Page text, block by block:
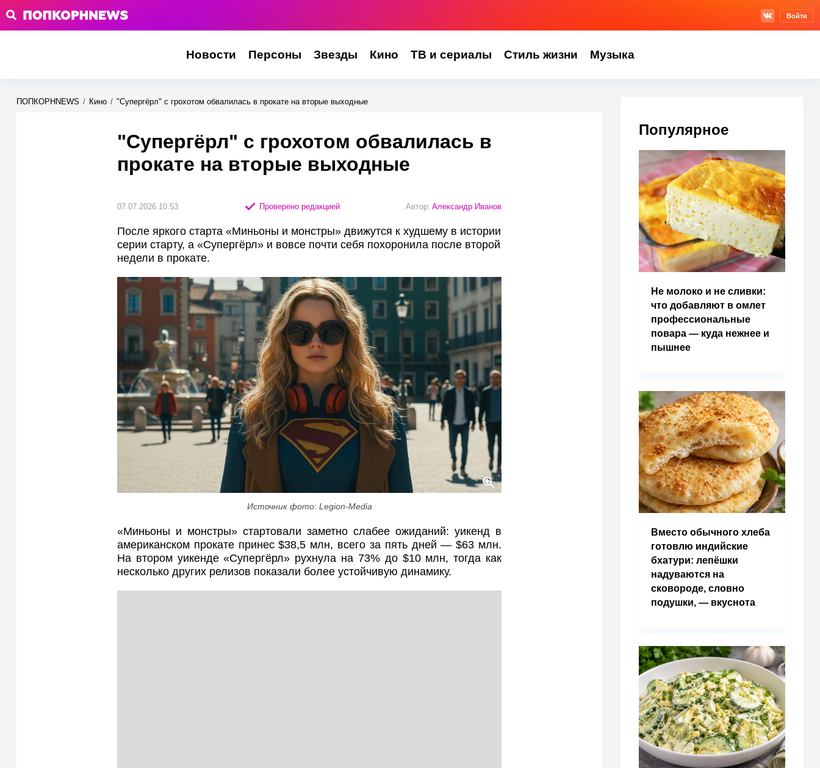
Войти
Новости Персоны Звезды Кино ТВ и сериалы Стиль жизни Музыка
ПОПКОРНNEWS / Кино / "Супергёрл" с грохотом обвалилась в прокате на вторые выходные
"Супергёрл" с грохотом обвалилась в
прокате на вторые выходные
07.07.2026 10:53 Проверено редакцией Автор: Александр Иванов
После яркого старта «Миньоны и монстры» движутся к худшему в истории
серии старту, а «Супергёрл» и вовсе почти себя похоронила после второй
недели в прокате.
Источник фото: Legion-Media
«Миньоны и монстры» стартовали заметно слабее ожиданий: уикенд в
американском прокате принес $38,5 млн, всего за пять дней — $63 млн.
На втором уикенде «Супергёрл» рухнула на 73% до $10 млн, тогда как
несколько других релизов показали более устойчивую динамику.
Популярное
Не молоко и не сливки:
что добавляют в омлет
профессиональные
повара — куда нежнее и
пышнее
Вместо обычного хлеба
готовлю индийские
бхатури: лепёшки
надуваются на
сковороде, словно
подушки, — вкуснота